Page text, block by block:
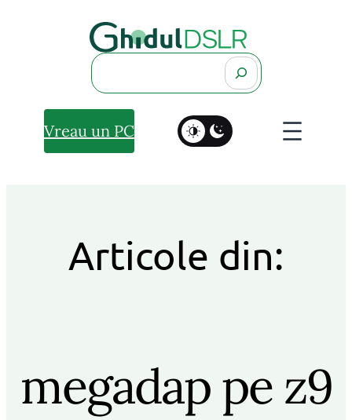
Search
Vreau un PC
Articole din:
megadap pe z9